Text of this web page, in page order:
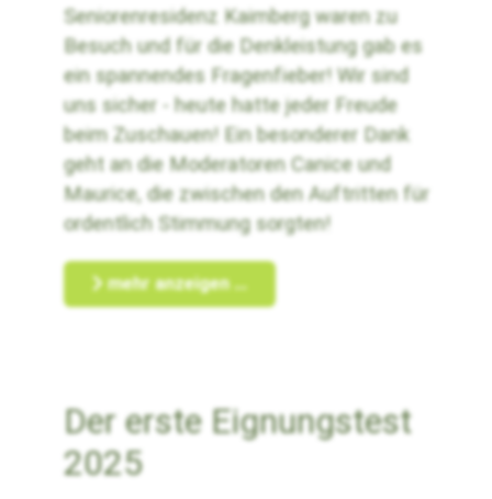
Seniorenresidenz Kaimberg waren zu
Besuch und für die Denkleistung gab es
ein spannendes Fragenfieber! Wir sind
uns sicher - heute hatte jeder Freude
beim Zuschauen! Ein besonderer Dank
geht an die Moderatoren Canice und
Maurice, die zwischen den Auftritten für
ordentlich Stimmung sorgten!
mehr anzeigen ...
Der erste Eignungstest
2025